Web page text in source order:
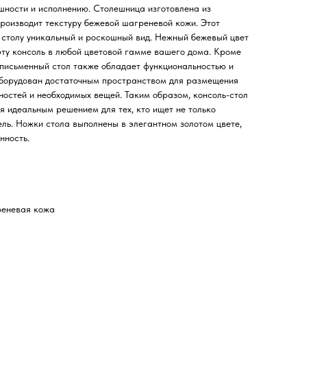
и исполнению. Столешница изготовлена из
текстуру бежевой шагреневой кожи. Этот
уникальный и роскошный вид. Нежный бежевый цвет
консоль в любой цветовой гамме вашего дома. Кроме
стол также обладает функциональностью и
достаточным пространством для размещения
и необходимых вещей. Таким образом, консоль-стол
идеальным решением для тех, кто ищет не только
Ножки стола выполнены в элегантном золотом цвете,
кожа